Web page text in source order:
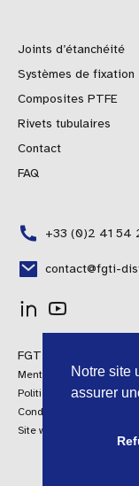
FGTI Distribution ©
Mentions légales
Politique qualité
Conditions générales de
Site web by AroConseil
Joints d’étanchéité
Systèmes de fixation
Composites PTFE
Rivets tubulaires
Contact
FAQ
+33 (0)2 41 54
contact@fgti-
Notre site
assurer